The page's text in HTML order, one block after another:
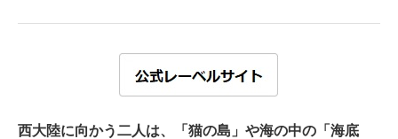
西大陸に向かう二人は、「猫の島」や海の中の「海底